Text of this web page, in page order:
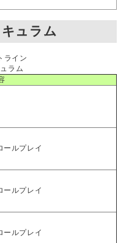
ュラム
ライン
ラム
ルプレイ
ルプレイ
ルプレイ